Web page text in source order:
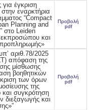
έγκριση
εναρκτήρια
“Compact
Planning and
στo Leiden
και
Προβολή
pdf
αριθ.78/2025
απόφαση της
μίσθωσης
βοηθητικών
των όρων
της
και συγκρότηση
διεξαγωγής και
Προβολή
pdf